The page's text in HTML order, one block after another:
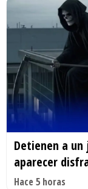
Detienen a un
aparecer
Hace 5 horas